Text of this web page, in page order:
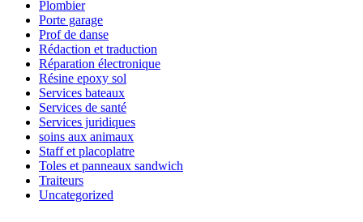
Plombier
Porte garage
Prof de danse
Rédaction et traduction
Réparation électronique
Résine epoxy sol
Services bateaux
Services de santé
Services juridiques
soins aux animaux
Staff et placoplatre
Toles et panneaux sandwich
Traiteurs
Uncategorized